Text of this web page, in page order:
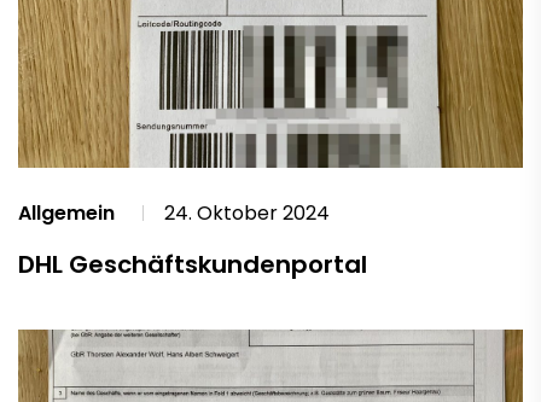
Allgemein 24. Oktober 2024
DHL Geschäftskundenportal